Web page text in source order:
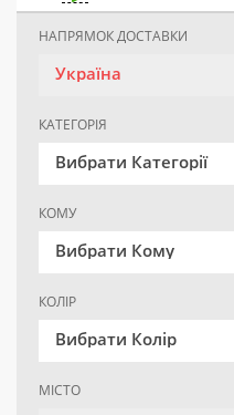
НАПРЯМОК ДОСТАВКИ
Україна
КАТЕГОРІЯ
Вибрати Категорії
КОМУ
Вибрати Кому
КОЛІР
Вибрати Колір
МІСТО